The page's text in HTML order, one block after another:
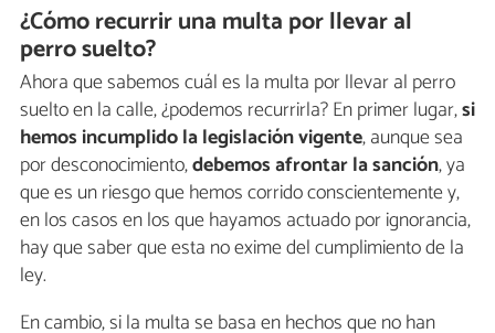
¿Cómo recurrir una multa por llevar al
perro suelto?
Ahora que sabemos cuál es la multa por llevar al perro
suelto en la calle, ¿podemos recurrirla? En primer lugar,si
hemos incumplido la legislación vigente, aunque sea
por desconocimiento,debemos afrontar la sanción, ya
que es un riesgo que hemos corrido conscientemente y,
en los casos en los que hayamos actuado por ignorancia,
hay que saber que esta no exime del cumplimiento de la
ley.
En cambio, si la multa se basa en hechos que no han